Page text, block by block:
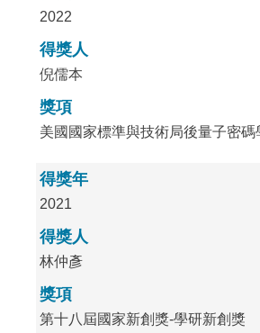
2022
得獎人
倪儒本
獎項
美國國家標準與技術局後量子密碼
得獎年
2021
得獎人
林仲彥
獎項
第十八屆國家新創獎-學研新創獎